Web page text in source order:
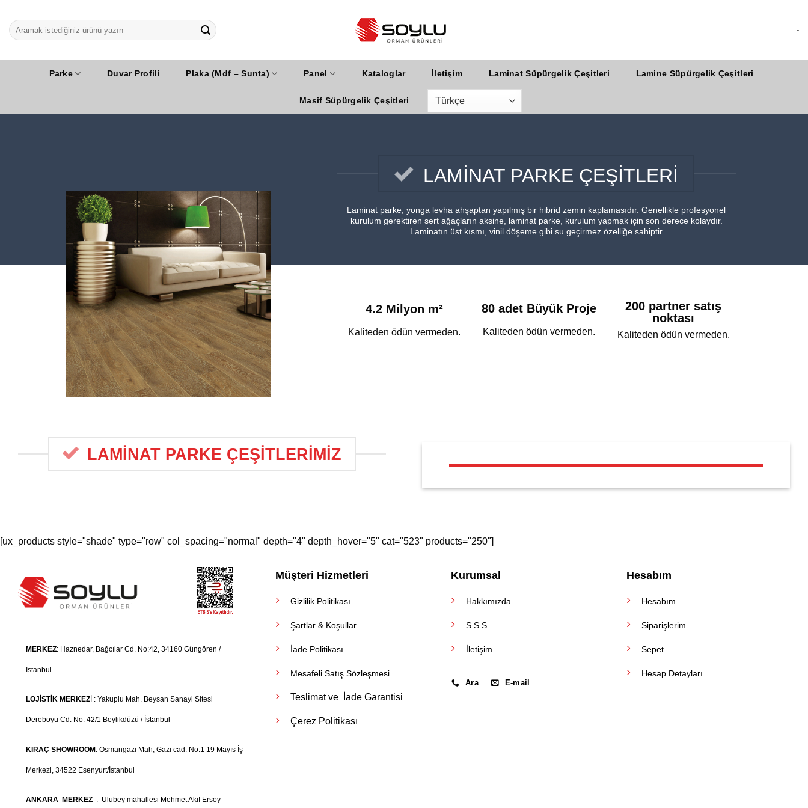
atla
-
Parke Duvar Profili Plaka (Mdf – Sunta) Panel Kataloglar İletişim Laminat Süpürgelik Çeşitleri Lamine Süpürgelik Çeşitleri
Masif Süpürgelik Çeşitleri
LAMİNAT PARKE ÇEŞİTLERİ
Laminat parke, yonga levha ahşaptan yapılmış bir hibrid zemin kaplamasıdır. Genellikle profesyonel
kurulum gerektiren sert ağaçların aksine, laminat parke, kurulum yapmak için son derece kolaydır.
Laminatın üst kısmı, vinil döşeme gibi su geçirmez özelliğe sahiptir
4.2 Milyon m²
Kaliteden ödün vermeden.
80 adet Büyük Proje
Kaliteden ödün vermeden.
200 partner satış
noktası
Kaliteden ödün vermeden.
LAMİNAT PARKE ÇEŞİTLERİMİZ
[ux_products style="shade" type="row" col_spacing="normal" depth="4" depth_hover="5" cat="523" products="250"]
MERKEZ: Haznedar, Bağcılar Cd. No:42, 34160 Güngören /
İstanbul
LOJİSTİK MERKEZİ : Yakuplu Mah. Beysan Sanayi Sitesi
Dereboyu Cd. No: 42/1 Beylikdüzü / İstanbul
KIRAÇ SHOWROOM: Osmangazi Mah, Gazi cad. No:1 19 Mayıs İş
Merkezi, 34522 Esenyurt/İstanbul
ANKARA MERKEZ : Ulubey mahallesi Mehmet Akif Ersoy
Müşteri Hizmetleri
Gizlilik Politikası
Şartlar & Koşullar
İade Politikası
Mesafeli Satış Sözleşmesi
Teslimat ve İade Garantisi
Çerez Politikası
Kurumsal
Hakkımızda
S.S.S
İletişim
Ara E-mail
Hesabım
Hesabım
Siparişlerim
Sepet
Hesap Detayları